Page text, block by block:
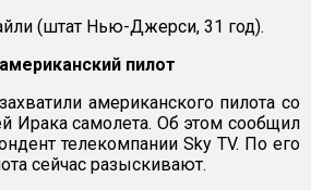
(штат Нью-Джерси, 31 год).
пилот
американского пилота со
Ирака самолета. Об этом сообщил
телекомпании Sky TV. По его
сейчас разыскивают.